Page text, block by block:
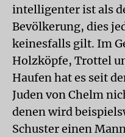
intelligenter ist als
Bevölkerung, dies
keinesfalls gilt. Im
Holzköpfe, Trottel
Haufen hat es seit
Juden von Chelm
denen wird
Schuster einen